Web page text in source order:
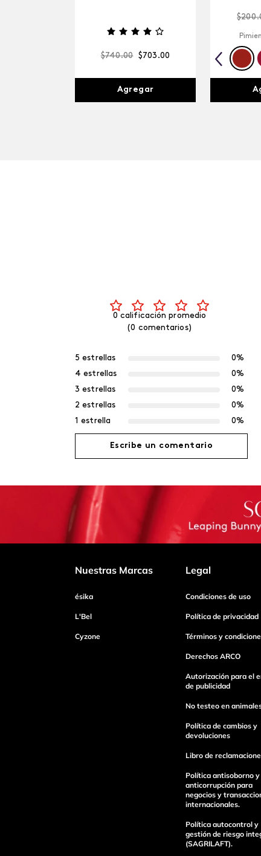
$740.00 $703 .00
Agregar
$200.
0 calificación promedio
(0 comentarios)
5 estrellas
0%
4 estrellas
0%
3 estrellas
0%
2 estrellas
0%
1 estrella
0%
Escribe un comentario
Agregar comentario
Título
Tu nombre
Enviar Comentario
Nuestras Marcas
ésika
L'Bel
Cyzone
Legal
Condiciones de uso
Política de privacidad
Términos y
Derechos ARCO
Autorización para el
de publicidad
No testeo en
Política de cambios y
devoluciones
Libro de
Política antisoborno y
anticorrupción para
negocios y
internacionales.
Política autocontrol y
gestión de riesgo
(SAGRILAFT).